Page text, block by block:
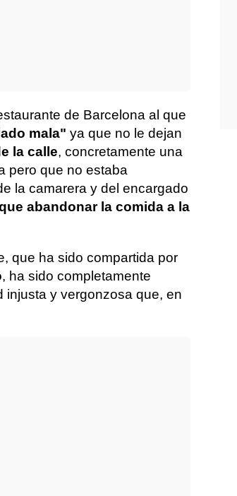
de Barcelona al que
mala" ya que no le dejan
la calle, concretamente una
pero que no estaba
la camarera y del encargado
abandonar la comida a la
que ha sido compartida por
, ha sido completamente
injusta y vergonzosa que, en